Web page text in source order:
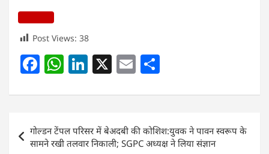
Post Views: 38
F
c
e
b
W
at
s
A
Li
k
e
dI
X E
ai
l
ar
e
Post
navigation
गोल्डन टेंपल परिसर में बेअदबी की कोशिश:युवक ने पावन स्वरूप के
सामने रखी तलवार निकाली; SGPC अध्यक्ष ने लिया संज्ञान